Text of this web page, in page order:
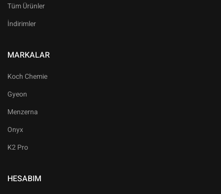
Tüm Ürünler
İndirimler
MARKALAR
Koch Chemie
Gyeon
Menzerna
Onyx
K2 Pro
HESABIM